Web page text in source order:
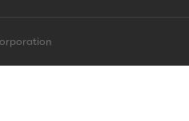
ました | LINE占い